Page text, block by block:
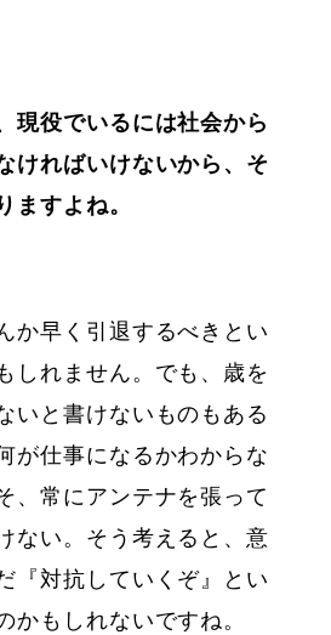
現役でいるには社会から
ければいけないから、そ
ますよね。
か早く引退するべきとい
しれません。でも、歳を
いと書けないものもある
が仕事になるかわからな
、常にアンテナを張って
ない。そう考えると、意
『対抗していくぞ』とい
かもしれないですね。